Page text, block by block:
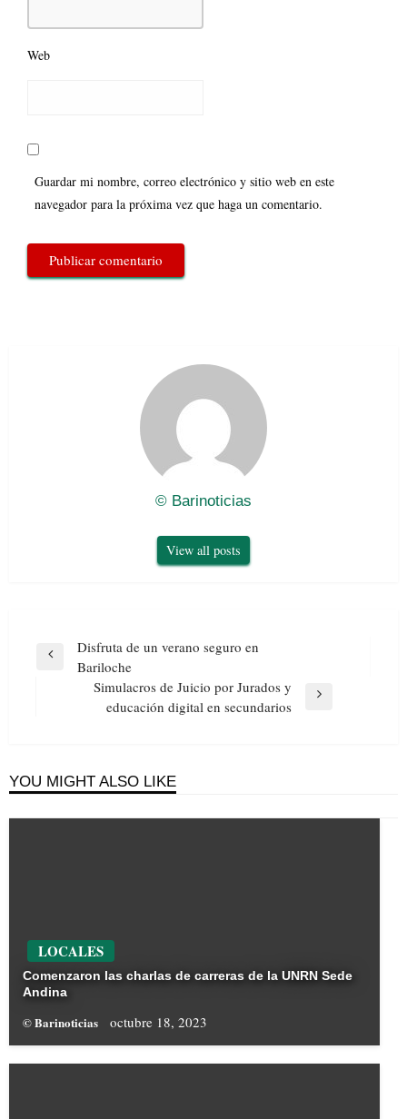
Web
Guardar mi nombre, correo electrónico y sitio web en este
navegador para la próxima vez que haga un comentario.
© Barinoticias
View all posts
Navegación
Previous
Disfruta de un verano seguro en
Bariloche
Simulacros de Juicio por Jurados y
educación digital en secundarios
YOU MIGHT ALSO LIKE
LOCALES
Comenzaron las charlas de carreras de la UNRN Sede
Andina
© Barinoticias octubre 18, 2023